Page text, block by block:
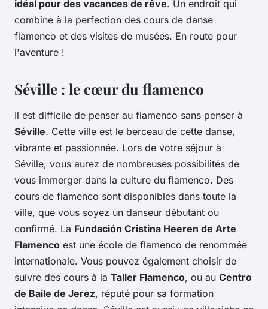
idéal pour des vacances de rêve. Un endroit qui
combine à la perfection des cours de danse
flamenco et des visites de musées. En route pour
l'aventure !
Séville : le cœur du flamenco
Il est difficile de penser au flamenco sans penser à
Séville. Cette ville est le berceau de cette danse,
vibrante et passionnée. Lors de votre séjour à
Séville, vous aurez de nombreuses possibilités de
vous immerger dans la culture du flamenco. Des
cours de flamenco sont disponibles dans toute la
ville, que vous soyez un danseur débutant ou
confirmé. La Fundación Cristina Heeren de Arte
Flamenco est une école de flamenco de renommée
internationale. Vous pouvez également choisir de
suivre des cours à la Taller Flamenco, ou au Centro
de Baile de Jerez, réputé pour sa formation